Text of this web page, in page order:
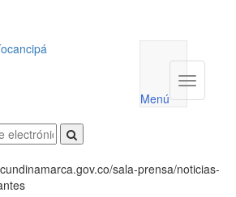
utilidades
Menú
Menú
sala-prensa/noticias-